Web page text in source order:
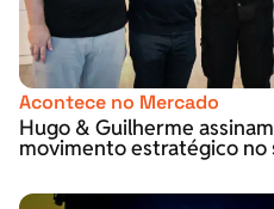
Acontece no Mercado
Hugo & Guilherme
movimento estratégico